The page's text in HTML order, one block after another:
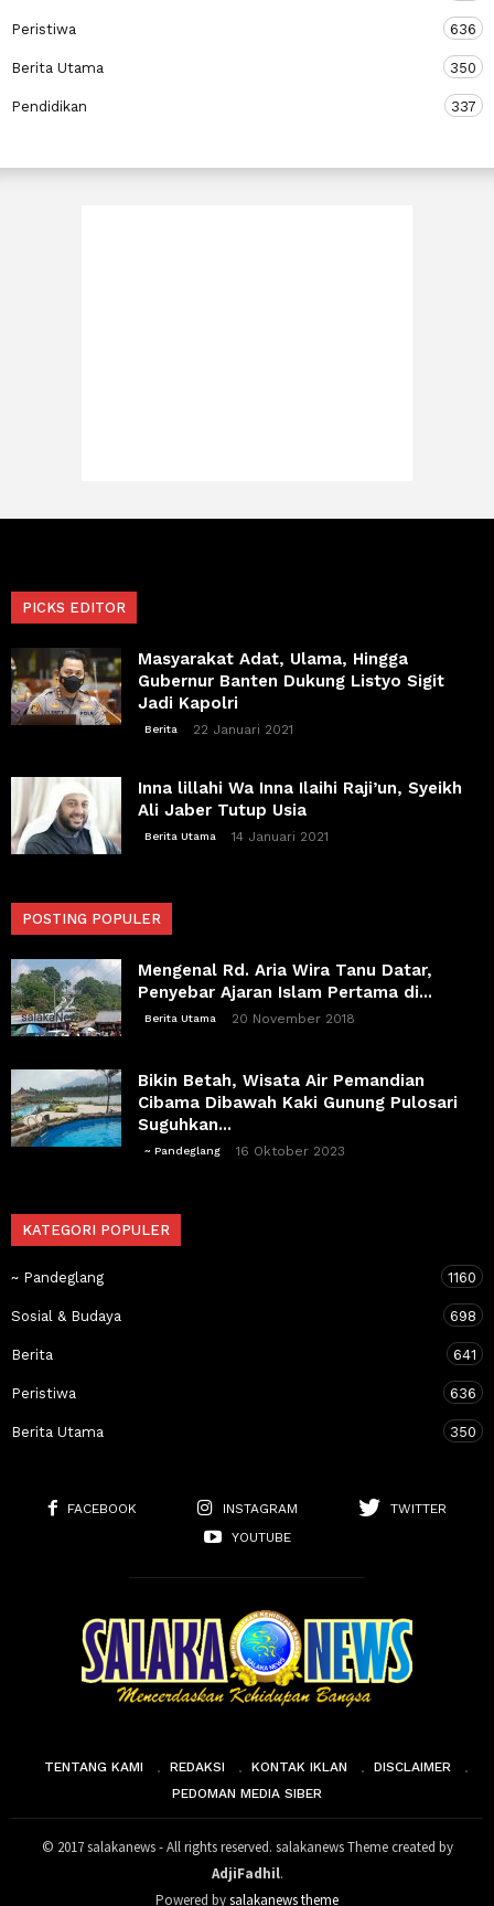
Peristiwa 636
Berita Utama 350
Pendidikan 337
PICKS EDITOR
Masyarakat Adat, Ulama, Hingga
Gubernur Banten Dukung Listyo Sigit
Jadi Kapolri
Berita 22 Januari 2021
Inna lillahi Wa Inna Ilaihi Raji’un, Syeikh
Ali Jaber Tutup Usia
Berita Utama 14 Januari 2021
POSTING POPULER
Mengenal Rd. Aria Wira Tanu Datar,
Penyebar Ajaran Islam Pertama di...
Berita Utama 20 November 2018
Bikin Betah, Wisata Air Pemandian
Cibama Dibawah Kaki Gunung Pulosari
Suguhkan...
~ Pandeglang 16 Oktober 2023
KATEGORI POPULER
~ Pandeglang 1160
Sosial & Budaya 698
Berita 641
Peristiwa 636
Berita Utama 350
FACEBOOK INSTAGRAM
TWITTER
YOUTUBE
TENTANG KAMI REDAKSI KONTAK IKLAN
DISCLAIMER
PEDOMAN MEDIA SIBER
© 2017 salakanews - All rights reserved. salakanews Theme created by
AdjiFadhil.
Powered bysalakanews theme